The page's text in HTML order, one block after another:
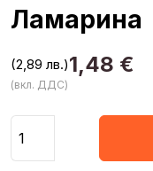
Ламарина
1,48 €
(2,89 лв.)
(вкл. ДДС)